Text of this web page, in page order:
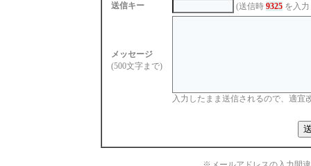
送信キー
(送信時 9325を入力
メッセージ
(500文字まで)
入力したまま送信されるので、適宜